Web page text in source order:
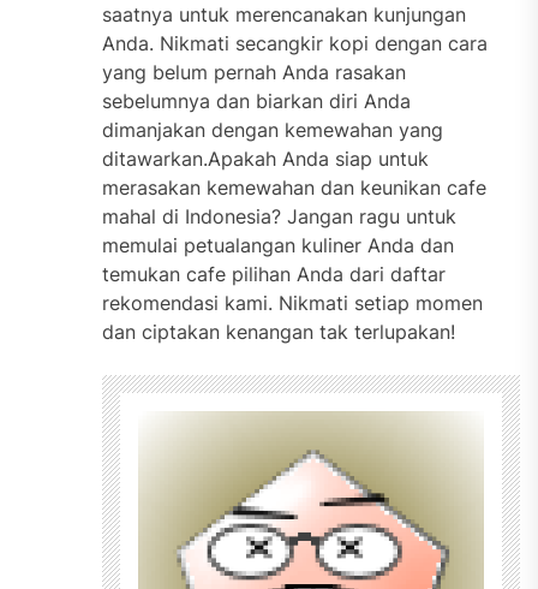
saatnya untuk merencanakan kunjungan
Anda. Nikmati secangkir kopi dengan cara
yang belum pernah Anda rasakan
sebelumnya dan biarkan diri Anda
dimanjakan dengan kemewahan yang
ditawarkan.Apakah Anda siap untuk
merasakan kemewahan dan keunikan cafe
mahal di Indonesia? Jangan ragu untuk
memulai petualangan kuliner Anda dan
temukan cafe pilihan Anda dari daftar
rekomendasi kami. Nikmati setiap momen
dan ciptakan kenangan tak terlupakan!